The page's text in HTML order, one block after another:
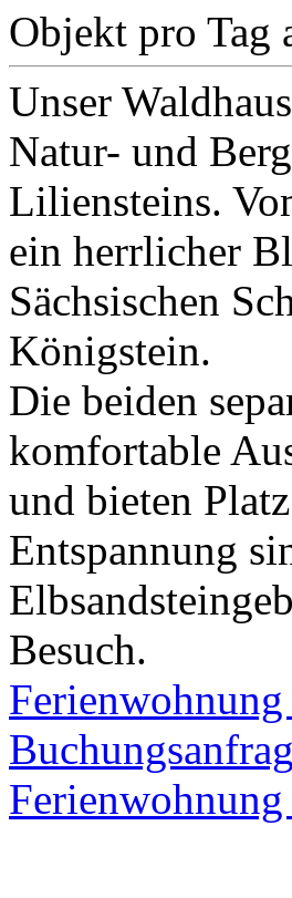
Objekt pro Tag
Unser
Natur- und
Liliensteins.
ein herrlicher
Sächsischen
Königstein.
Die beiden
komfortable
und bieten
Entspannung
Besuch.